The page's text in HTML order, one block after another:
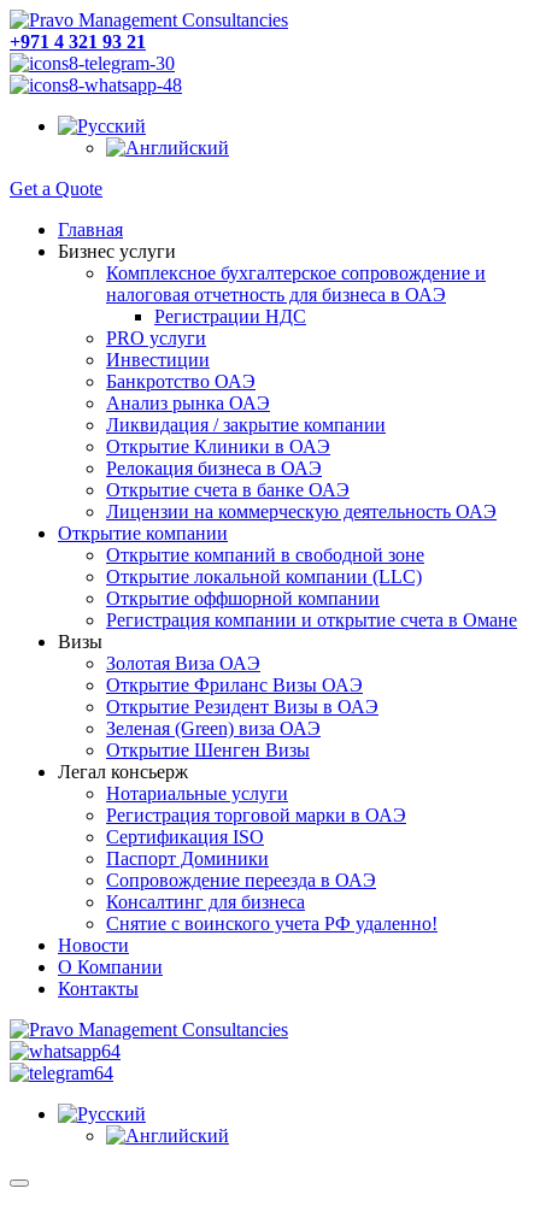
+971 4 321 93 21
Get a Quote
Главная
Бизнес услуги
Комплексное бухгалтерское сопровождение и
налоговая отчетность для бизнеса в ОАЭ
Регистрации НДС
PRO услуги
Инвестиции
Банкротство ОАЭ
Анализ рынка ОАЭ
Ликвидация / закрытие компании
Открытие Клиники в ОАЭ
Релокация бизнеса в ОАЭ
Открытие счета в банке ОАЭ
Лицензии на коммерческую деятельность ОАЭ
Открытие компании
Открытие компаний в свободной зоне
Открытие локальной компании (LLC)
Открытие оффшорной компании
Регистрация компании и открытие счета в Омане
Визы
Золотая Виза ОАЭ
Открытие Фриланс Визы ОАЭ
Открытие Резидент Визы в ОАЭ
Зеленая (Green) виза ОАЭ
Открытие Шенген Визы
Легал консьерж
Нотариальные услуги
Регистрация торговой марки в ОАЭ
Сертификация ISO
Паспорт Доминики
Сопровождение переезда в ОАЭ
Консалтинг для бизнеса
Снятие с воинского учета РФ удаленно!
Новости
О Компании
Контакты